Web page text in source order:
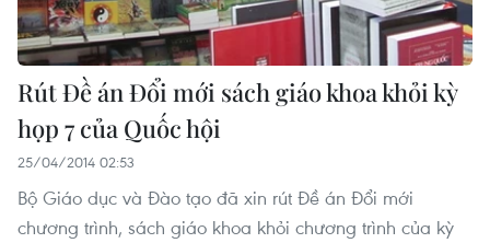
Rút Đề án Đổi mới sách giáo khoa khỏi kỳ
họp 7 của Quốc hội
25/04/2014 02:53
Bộ Giáo dục và Đào tạo đã xin rút Đề án Đổi mới
chương trình, sách giáo khoa khỏi chương trình của kỳ